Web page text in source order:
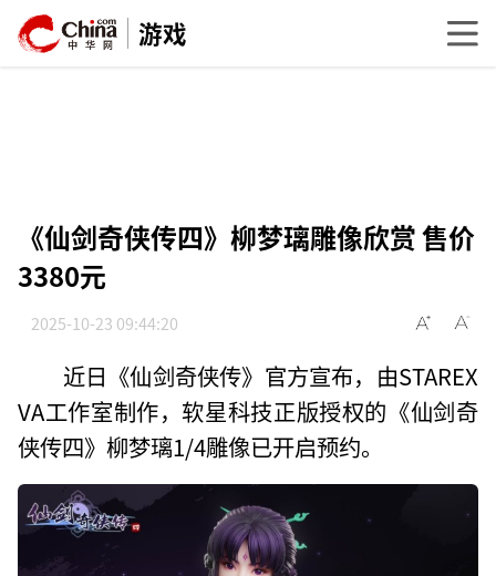
游戏
《仙剑奇侠传四》柳梦璃雕像欣赏 售价
3380元
2025-10-23 09:44:20
近日《仙剑奇侠传》官方宣布，由STAREX
VA工作室制作，软星科技正版授权的《仙剑奇
侠传四》柳梦璃1/4雕像已开启预约。